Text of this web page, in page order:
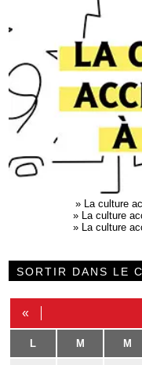
»
La culture
»
La culture
»
La culture
SORTIR DANS LE
«
L M M